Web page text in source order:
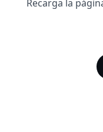
Recarga la